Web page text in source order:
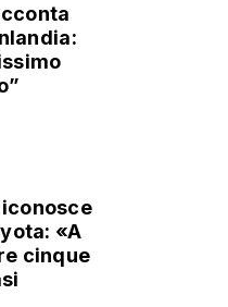
«A
cinque